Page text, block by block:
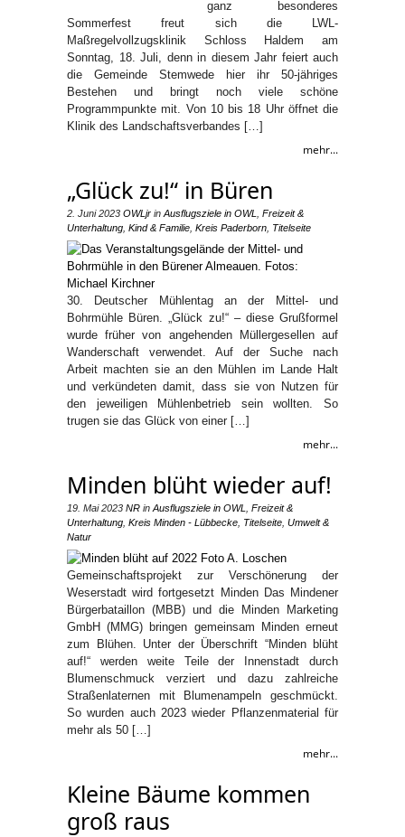
ganz besonderes
Sommerfest freut sich die LWL-
Maßregelvollzugsklinik Schloss Haldem am
Sonntag, 18. Juli, denn in diesem Jahr feiert auch
die Gemeinde Stemwede hier ihr 50-jähriges
Bestehen und bringt noch viele schöne
Programmpunkte mit. Von 10 bis 18 Uhr öffnet die
Klinik des Landschaftsverbandes […]
mehr...
„Glück zu!“ in Büren
2. Juni 2023 OWLjr in Ausflugsziele in OWL
Freizeit &
Unterhaltung Kind & Familie Kreis Paderborn Titelseite
30. Deutscher Mühlentag an der Mittel- und
Bohrmühle Büren. „Glück zu!“ – diese Grußformel
wurde früher von angehenden Müllergesellen auf
Wanderschaft verwendet. Auf der Suche nach
Arbeit machten sie an den Mühlen im Lande Halt
und verkündeten damit, dass sie von Nutzen für
den jeweiligen Mühlenbetrieb sein wollten. So
trugen sie das Glück von einer […]
mehr...
Minden blüht wieder auf!
19. Mai 2023 NR in Ausflugsziele in OWL
Freizeit &
Unterhaltung Kreis Minden - Lübbecke Titelseite Umwelt &
Natur
Gemeinschaftsprojekt zur Verschönerung der
Weserstadt wird fortgesetzt Minden Das Mindener
Bürgerbataillon (MBB) und die Minden Marketing
GmbH (MMG) bringen gemeinsam Minden erneut
zum Blühen. Unter der Überschrift “Minden blüht
auf!“ werden weite Teile der Innenstadt durch
Blumenschmuck verziert und dazu zahlreiche
Straßenlaternen mit Blumenampeln geschmückt.
So wurden auch 2023 wieder Pflanzenmaterial für
mehr als 50 […]
mehr...
Kleine Bäume kommen
groß raus